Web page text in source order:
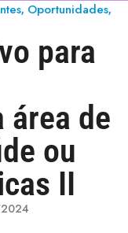
, Oportunidades,
para
de
ou
II